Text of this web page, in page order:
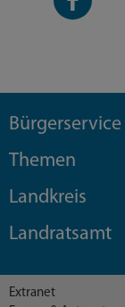
Seite
Bürgerservice
Themen
Landkreis
Landratsamt
Extranet